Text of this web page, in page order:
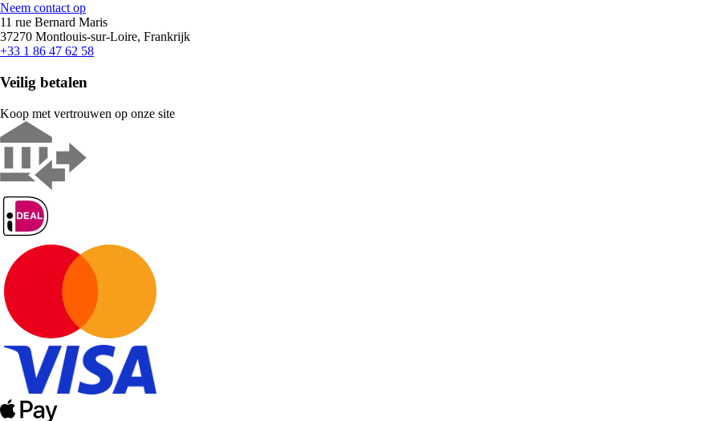
Neem contact op
11 rue Bernard Maris
37270 Montlouis-sur-Loire, Frankrijk
+33 1 86 47 62 58
Veilig betalen
Koop met vertrouwen op onze site